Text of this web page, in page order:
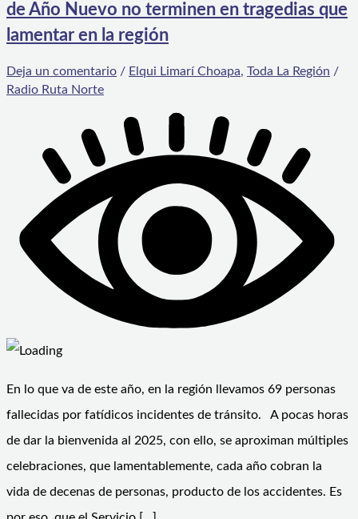
de Año Nuevo no terminen en tragedias que
lamentar en la región
Deja un comentario / Elqui Limarí Choapa, Toda La Región /
Radio Ruta Norte
En lo que va de este año, en la región llevamos 69 personas
fallecidas por fatídicos incidentes de tránsito. A pocas horas
de dar la bienvenida al 2025, con ello, se aproximan múltiples
celebraciones, que lamentablemente, cada año cobran la
vida de decenas de personas, producto de los accidentes. Es